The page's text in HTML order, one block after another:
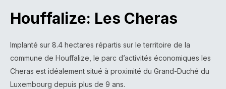
Houffalize: Les Cheras
Implanté sur 8.4 hectares répartis sur le territoire de la
commune de Houffalize, le parc d’activités économiques les
Cheras est idéalement situé à proximité du Grand-Duché du
Luxembourg depuis plus de 9 ans.